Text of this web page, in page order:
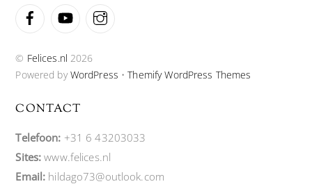
FacebookYouTube
© Felices.nl 2026
Powered byWordPress •Themify WordPress Themes
CONTACT
Telefoon: +31 6 43203033
Sites: www.felices.nl
Email: hildago73@outlook.com